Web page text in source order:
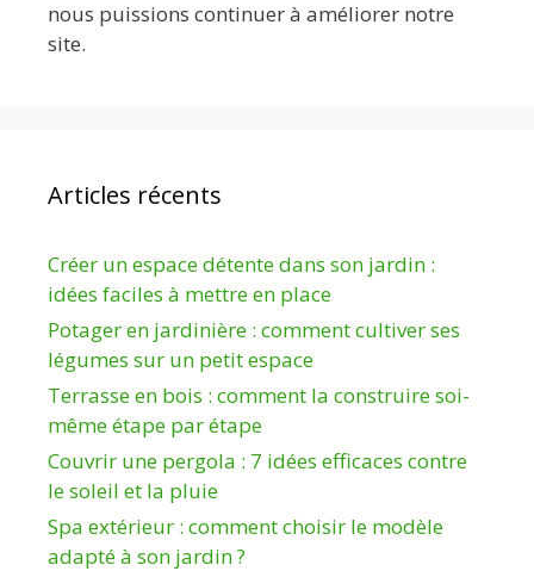
nous puissions continuer à améliorer notre
site.
Articles récents
Créer un espace détente dans son jardin :
idées faciles à mettre en place
Potager en jardinière : comment cultiver ses
légumes sur un petit espace
Terrasse en bois : comment la construire soi-
même étape par étape
Couvrir une pergola : 7 idées efficaces contre
le soleil et la pluie
Spa extérieur : comment choisir le modèle
adapté à son jardin ?